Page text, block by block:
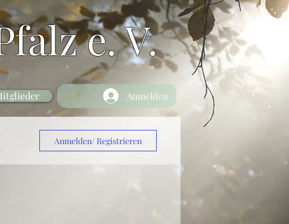
e. V.
Anmelden
Anmelden/ Registrieren